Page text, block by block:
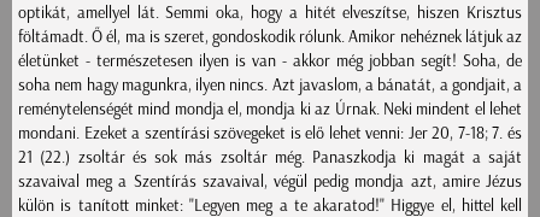
optikát, amellyel lát. Semmi oka, hogy a hitét elveszítse, hiszen Krisztus
föltámadt. Ő él, ma is szeret, gondoskodik rólunk. Amikor nehéznek látjuk az
életünket - természetesen ilyen is van - akkor még jobban segít! Soha, de
soha nem hagy magunkra, ilyen nincs. Azt javaslom, a bánatát, a gondjait, a
reménytelenségét mind mondja el, mondja ki az Úrnak. Neki mindent el lehet
mondani. Ezeket a szentírási szövegeket is elő lehet venni: Jer 20, 7-18; 7. és
21 (22.) zsoltár és sok más zsoltár még. Panaszkodja ki magát a saját
szavaival meg a Szentírás szavaival, végül pedig mondja azt, amire Jézus
külön is tanított minket: "Legyen meg a te akaratod!" Higgye el, hittel kell